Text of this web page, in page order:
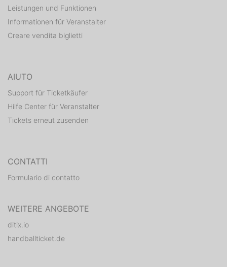
Leistungen und Funktionen
Informationen für Veranstalter
Creare vendita biglietti
AIUTO
Support für Ticketkäufer
Hilfe Center für Veranstalter
Tickets erneut zusenden
CONTATTI
Formulario di contatto
WEITERE ANGEBOTE
ditix.io
handballticket.de